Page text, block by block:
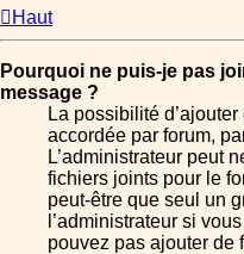
Haut
Pourquoi ne puis-je pas
message ?
La possibilité
accordée par forum,
L’administrateur peut
fichiers joints pour le
peut-être que seul un
l’administrateur si
pouvez pas ajouter de